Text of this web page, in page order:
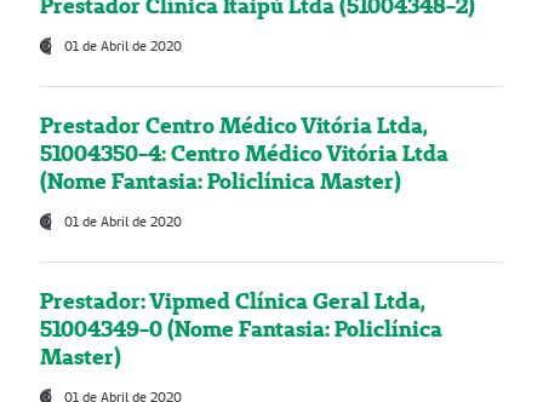
01 de Abril de 2020
Prestador Centro Médico Vitória Ltda,
51004350-4: Centro Médico Vitória Ltda
(Nome Fantasia: Policlínica Master)
01 de Abril de 2020
Prestador: Vipmed Clínica Geral Ltda,
51004349-0 (Nome Fantasia: Policlínica
Master)
01 de Abril de 2020